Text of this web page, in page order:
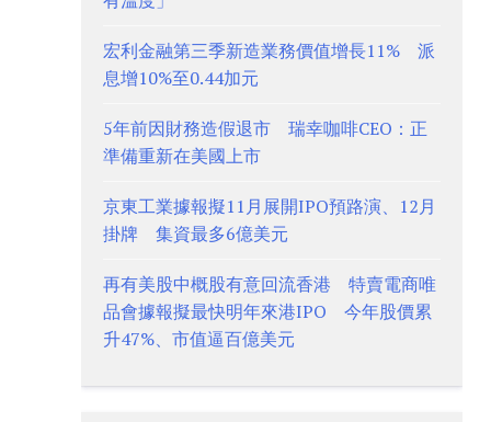
宏利金融第三季新造業務價值增長11% 派
息增10%至0.44加元
5年前因財務造假退市 瑞幸咖啡CEO：正
準備重新在美國上市
京東工業據報擬11月展開IPO預路演、12月
掛牌 集資最多6億美元
再有美股中概股有意回流香港 特賣電商唯
品會據報擬最快明年來港IPO 今年股價累
升47%、市值逼百億美元